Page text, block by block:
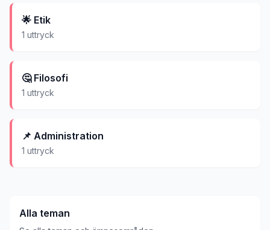
🌟 Etik
1 uttryck
🤔 Filosofi
1 uttryck
📌 Administration
1 uttryck
Alla teman